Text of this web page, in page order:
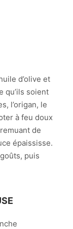
d’olive et
qu’ils soient
l’origan, le
à feu doux
de
épaississe.
puis